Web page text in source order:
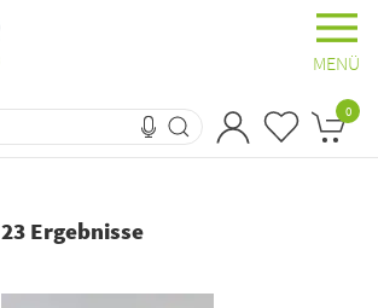
MENÜ
0
23 Ergebnisse